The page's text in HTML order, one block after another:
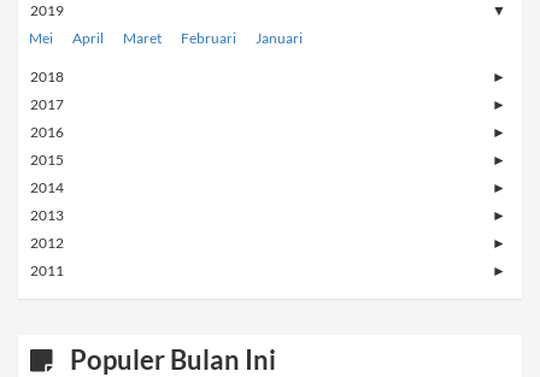
2019 ▼
Mei April Maret Februari Januari
2018 ►
2017 ►
2016 ►
2015 ►
2014 ►
2013 ►
2012 ►
2011 ►
Populer Bulan Ini